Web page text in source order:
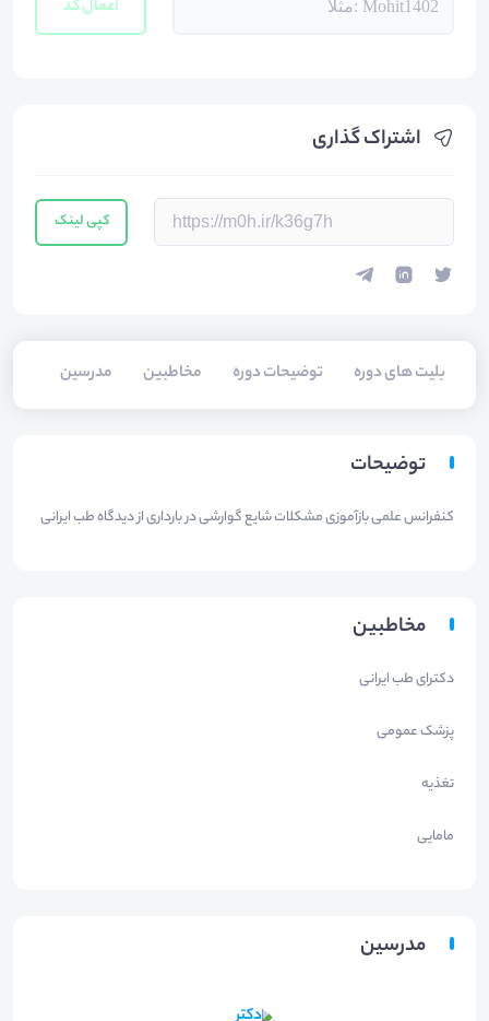
اشتراک گذاری
کپی لینک
بلیت های دوره توضیحات دوره مخاطبین مدرسین
اعمال کد
توضیحات
کنفرانس علمی بازآموزی مشکلات شایع گوارشی در بارداری از دیدگاه طب ایرانی
مخاطبین
دکترای طب ایرانی
پزشک عمومی
تغذیه
مامایی
مدرسین